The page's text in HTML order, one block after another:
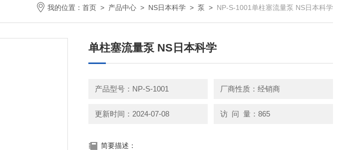
我的位置： 首页 > 产品中心 > NS日本科学 > 泵 > NP-S-1001单柱塞流量泵 NS日本科学
单柱塞流量泵 NS日本科学
产品型号：NP-S-1001 厂商性质：经销商
更新时间：2024-07-08 访 问 量：865
简要描述：